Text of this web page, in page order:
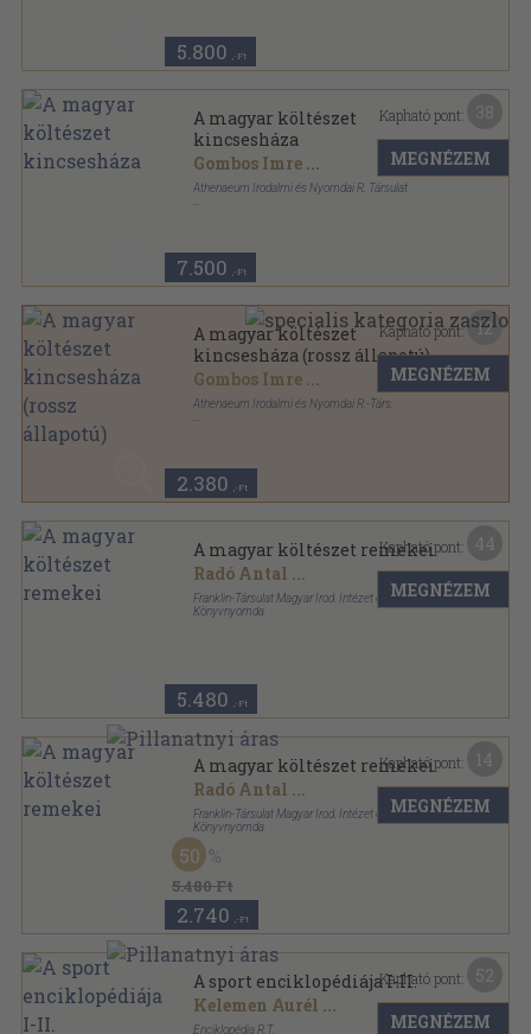
5.800 ,-Ft
A magyar költészet
kincsesháza
Gombos Imre ...
Athenaeum Irodalmi és Nyomdai R. Társulat
7.500 ,-Ft
Kapható pont:
MEGNÉZEM
A magyar költészet
kincsesháza (rossz állapotú)
Gombos Imre ...
Athenaeum Irodalmi és Nyomdai R.-Társ.
2.380 ,-Ft
Kapható pont: 12
MEGNÉZEM
A magyar költészet remekei
Radó Antal ...
Franklin-Társulat Magyar Irod. Intézet és
Könyvnyomda
5.480 ,-Ft
Kapható pont:
MEGNÉZEM
A magyar költészet remekei
Radó Antal ...
Franklin-Társulat Magyar Irod. Intézet és
Könyvnyomda
Könyvkötői vászonkötés
5.480 Ft
50
2.740 ,-Ft
Kapható pont:
MEGNÉZEM
A sport enciklopédiája I-II.
Kelemen Aurél ...
Enciklopédia R.T.
Kapható pont:
MEGNÉZEM